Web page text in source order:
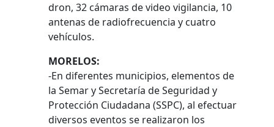
dron, 32 cámaras de video vigilancia, 10
antenas de radiofrecuencia y cuatro
vehículos.
MORELOS:
-En diferentes municipios, elementos de
la Semar y Secretaría de Seguridad y
Protección Ciudadana (SSPC), al efectuar
diversos eventos se realizaron los